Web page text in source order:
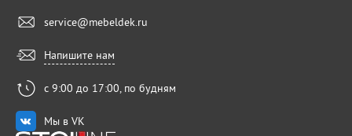
service@mebeldek.ru
Напишите нам
с 9:00 до 17:00, по будням
Мы в VK